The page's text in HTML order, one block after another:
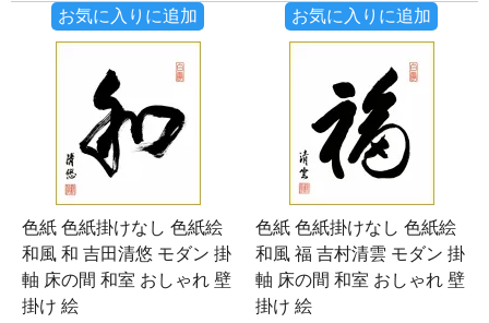
お気に入りに追加 お気に入りに追加
色紙 色紙掛けなし 色紙絵
和風 和 吉田清悠 モダン 掛
軸 床の間 和室 おしゃれ 壁
掛け 絵
色紙 色紙掛けなし 色紙絵
和風 福 吉村清雲 モダン 掛
軸 床の間 和室 おしゃれ 壁
掛け 絵